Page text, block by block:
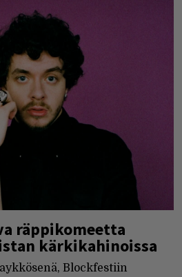
räppikomeetta
kärkikahinoissa
Blockfestiin